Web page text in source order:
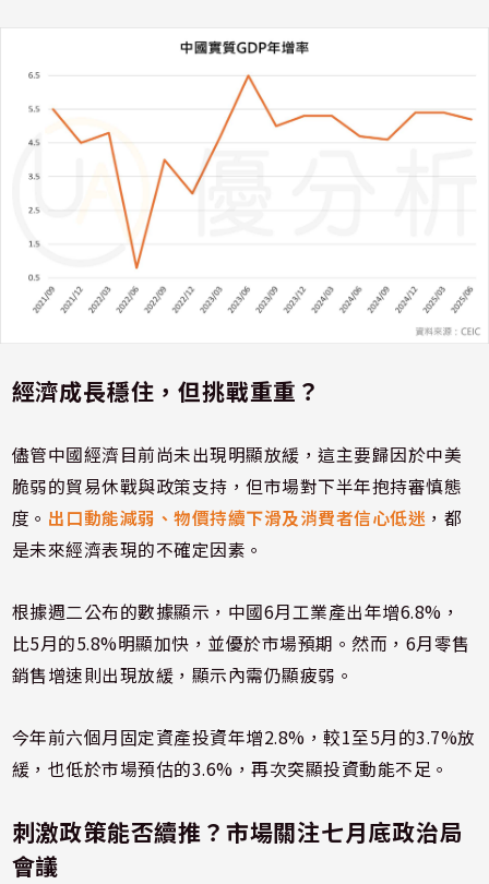
經濟成長穩住，但挑戰重重？
儘管中國經濟目前尚未出現明顯放緩，這主要歸因於中美
脆弱的貿易休戰與政策支持，但市場對下半年抱持審慎態
度。 出口動能減弱、物價持續下滑及消費者信心低迷 ，都
是未來經濟表現的不確定因素。
根據週二公布的數據顯示，中國6月工業產出年增6.8%，
比5月的5.8%明顯加快，並優於市場預期。然而，6月零售
銷售增速則出現放緩，顯示內需仍顯疲弱。
今年前六個月固定資產投資年增2.8%，較1至5月的3.7%放
緩，也低於市場預估的3.6%，再次突顯投資動能不足。
刺激政策能否續推？市場關注七月底政治局
會議